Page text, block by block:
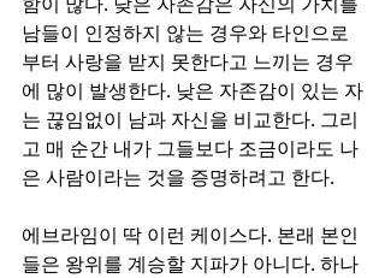
남들이 인정하지 않는 경우와 타인으로
부터 사랑을 받지 못한다고 느끼는 경우
에 많이 발생한다. 낮은 자존감이 있는 자
는 끊임없이 남과 자신을 비교한다. 그리
고 매 순간 내가 그들보다 조금이라도 나
은 사람이라는 것을 증명하려고 한다.
에브라임이 딱 이런 케이스다. 본래 본인
들은 왕위를 계승할 지파가 아니다. 하나